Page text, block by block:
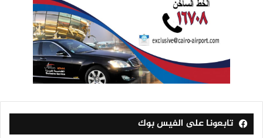
تابعونا على الفيس بوك